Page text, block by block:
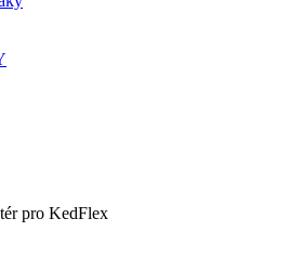
pro KedFlex